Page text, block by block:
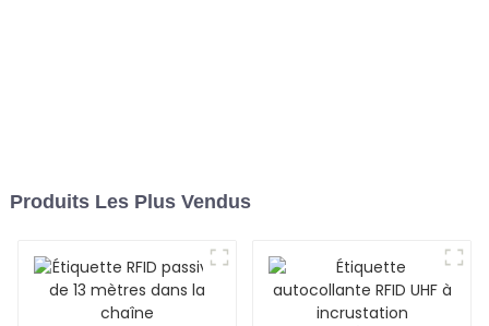
Produits Les Plus Vendus